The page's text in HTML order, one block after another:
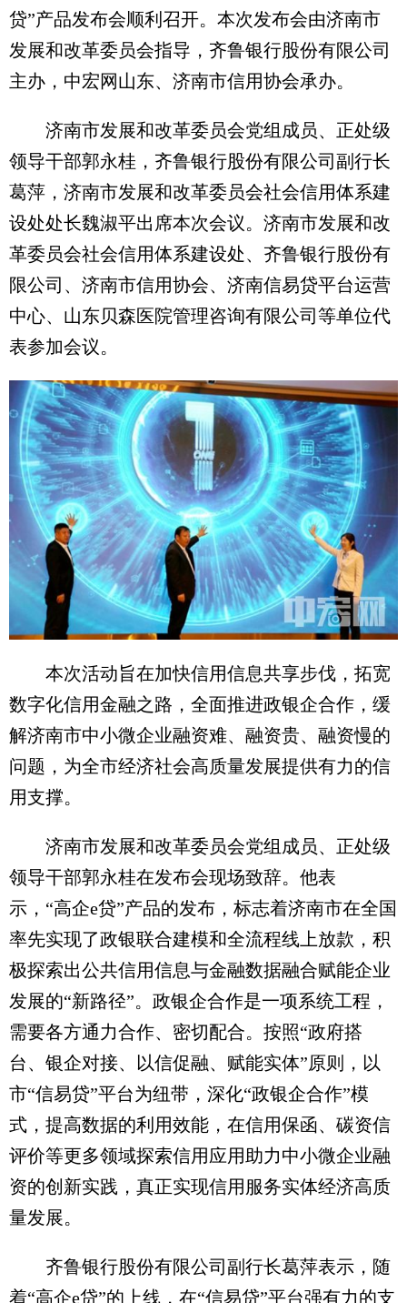
贷”产品发布会顺利召开。本次发布会由济南市
发展和改革委员会指导，齐鲁银行股份有限公司
主办，中宏网山东、济南市信用协会承办。
济南市发展和改革委员会党组成员、正处级
领导干部郭永桂，齐鲁银行股份有限公司副行长
葛萍，济南市发展和改革委员会社会信用体系建
设处处长魏淑平出席本次会议。济南市发展和改
革委员会社会信用体系建设处、齐鲁银行股份有
限公司、济南市信用协会、济南信易贷平台运营
中心、山东贝森医院管理咨询有限公司等单位代
表参加会议。
本次活动旨在加快信用信息共享步伐，拓宽
数字化信用金融之路，全面推进政银企合作，缓
解济南市中小微企业融资难、融资贵、融资慢的
问题，为全市经济社会高质量发展提供有力的信
用支撑。
济南市发展和改革委员会党组成员、正处级
领导干部郭永桂在发布会现场致辞。他表
示，“高企e贷”产品的发布，标志着济南市在全国
率先实现了政银联合建模和全流程线上放款，积
极探索出公共信用信息与金融数据融合赋能企业
发展的“新路径”。政银企合作是一项系统工程，
需要各方通力合作、密切配合。按照“政府搭
台、银企对接、以信促融、赋能实体”原则，以
市“信易贷”平台为纽带，深化“政银企合作”模
式，提高数据的利用效能，在信用保函、碳资信
评价等更多领域探索信用应用助力中小微企业融
资的创新实践，真正实现信用服务实体经济高质
量发展。
齐鲁银行股份有限公司副行长葛萍表示，随
着“高企e贷”的上线，在“信易贷”平台强有力的支